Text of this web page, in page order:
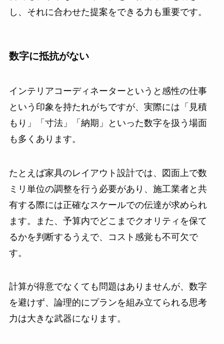
し、それに合わせた提案をできる力も重要です。
数字に抵抗がない
インテリアコーディネーターというと感性の仕事
という印象を持たれがちですが、実際には「見積
もり」「寸法」「納期」といった数字を扱う場面
も多くあります。
たとえば家具のレイアウト設計では、図面上で数
ミリ単位の調整を行う必要があり、施工業者と共
有する際には正確なスケールでの伝達が求められ
ます。また、予算内でどこまでクオリティを保て
るかを判断するうえで、コスト感覚も不可欠で
す。
計算が得意でなくても問題はありませんが、数字
を避けず、論理的にプランを組み立てられる思考
力は大きな武器になります。